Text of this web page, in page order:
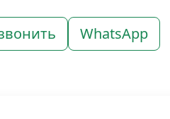
WhatsApp